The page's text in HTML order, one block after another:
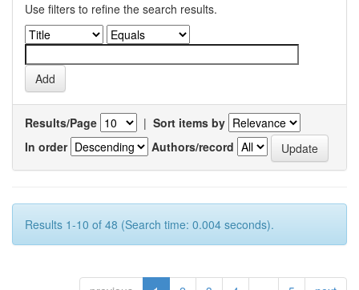
Use filters to refine the search results.
Results/Page | Sort items by
In order
Authors/record
Results 1-10 of 48 (Search time: 0.004 seconds).